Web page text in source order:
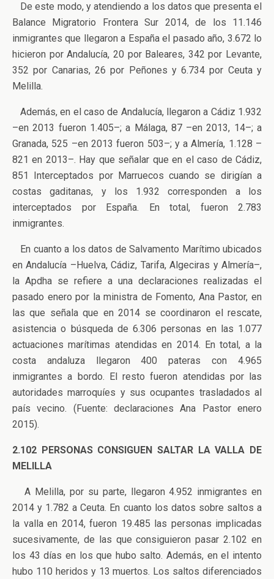
De este modo, y atendiendo a los datos que presenta el
Balance Migratorio Frontera Sur 2014, de los 11.146
inmigrantes que llegaron a España el pasado año, 3.672 lo
hicieron por Andalucía, 20 por Baleares, 342 por Levante,
352 por Canarias, 26 por Peñones y 6.734 por Ceuta y
Melilla.
Además, en el caso de Andalucía, llegaron a Cádiz 1.932
–en 2013 fueron 1.405–; a Málaga, 87 –en 2013, 14–; a
Granada, 525 –en 2013 fueron 503–; y a Almería, 1.128 –
821 en 2013–. Hay que señalar que en el caso de Cádiz,
851 Interceptados por Marruecos cuando se dirigían a
costas gaditanas, y los 1.932 corresponden a los
interceptados por España. En total, fueron 2.783
inmigrantes.
En cuanto a los datos de Salvamento Marítimo ubicados
en Andalucía –Huelva, Cádiz, Tarifa, Algeciras y Almería–,
la Apdha se refiere a una declaraciones realizadas el
pasado enero por la ministra de Fomento, Ana Pastor, en
las que señala que en 2014 se coordinaron el rescate,
asistencia o búsqueda de 6.306 personas en las 1.077
actuaciones marítimas atendidas en 2014. En total, a la
costa andaluza llegaron 400 pateras con 4.965
inmigrantes a bordo. El resto fueron atendidas por las
autoridades marroquíes y sus ocupantes trasladados al
país vecino. (Fuente: declaraciones Ana Pastor enero
2015).
2.102 PERSONAS CONSIGUEN SALTAR LA VALLA DE
MELILLA
A Melilla, por su parte, llegaron 4.952 inmigrantes en
2014 y 1.782 a Ceuta. En cuanto los datos sobre saltos a
la valla en 2014, fueron 19.485 las personas implicadas
sucesivamente, de las que consiguieron pasar 2.102 en
los 43 días en los que hubo salto. Además, en el intento
hubo 110 heridos y 13 muertos. Los saltos diferenciados